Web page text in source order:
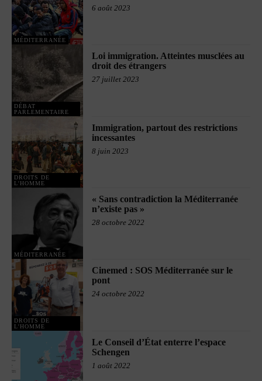
MÉDITERRANÉE
6 août 2023
DÉBAT
PARLEMENTAIRE
Loi immigration. Atteintes musclées au
droit des étrangers
27 juillet 2023
DROITS DE
L'HOMME
Immigration, partout des restrictions
incessantes
8 juin 2023
MÉDITERRANÉE
« Sans contradiction la Méditerranée
n’existe pas »
28 octobre 2022
DROITS DE
L'HOMME
Cinemed : SOS Méditerranée sur le
pont
24 octobre 2022
Le Conseil d’État enterre l’espace
Schengen
1 août 2022